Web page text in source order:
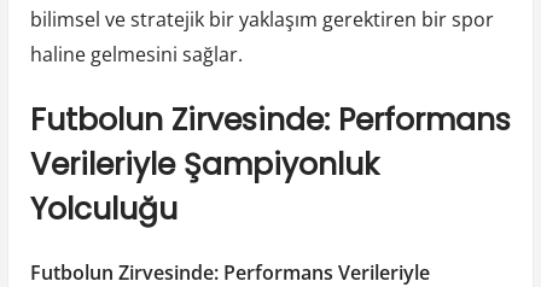
bilimsel ve stratejik bir yaklaşım gerektiren bir spor
haline gelmesini sağlar.
Futbolun Zirvesinde: Performans
Verileriyle Şampiyonluk
Yolculuğu
Futbolun Zirvesinde: Performans Verileriyle